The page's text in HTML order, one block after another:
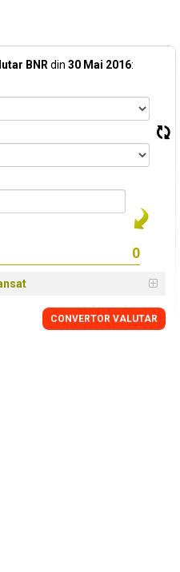
BNR din 30 Mai 2016:
CONVERTOR VALUTAR